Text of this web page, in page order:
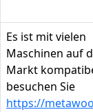
Es ist mit vielen
Maschinen auf
Markt
besuchen Sie
https://